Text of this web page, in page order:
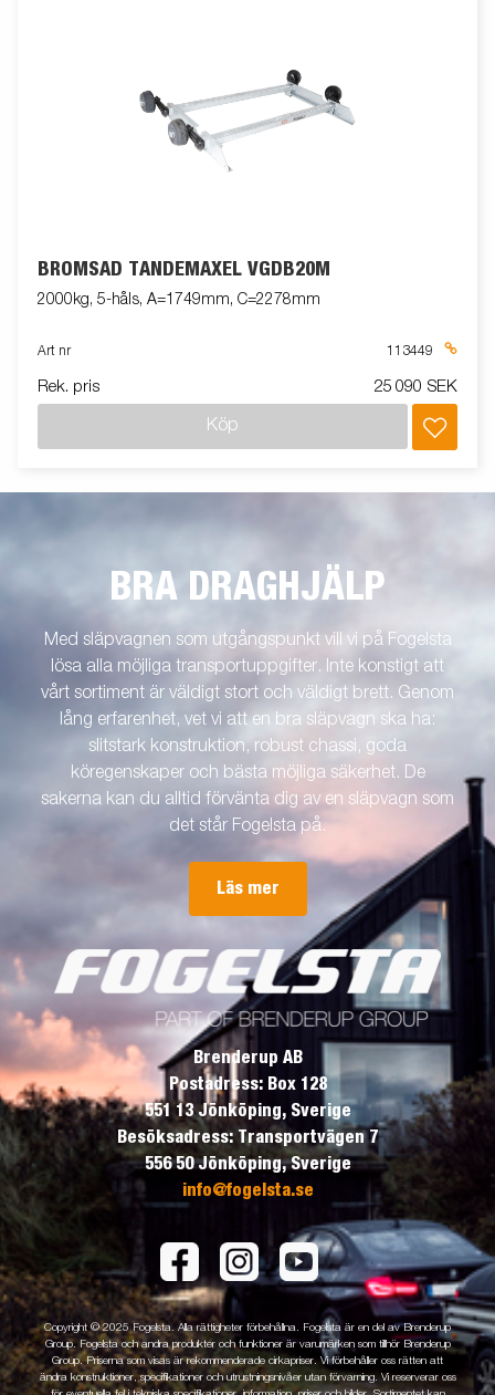
BROMSAD TANDEMAXEL VGDB20M
2000kg, 5-håls, A=1749mm, C=2278mm
Art nr 113449
Rek. pris 25 090 SEK
Köp
BRA DRAGHJÄLP
Med släpvagnen som utgångspunkt vill vi på Fogelsta
lösa alla möjliga transportuppgifter. Inte konstigt att
vårt sortiment är väldigt stort och väldigt brett. Genom
lång erfarenhet, vet vi att en bra släpvagn ska ha:
slitstark konstruktion, robust chassi, goda
köregenskaper och bästa möjliga säkerhet. De
sakerna kan du alltid förvänta dig av en släpvagn som
det står Fogelsta på.
Läs mer
Brenderup AB
Postadress: Box 128
551 13 Jönköping, Sverige
Besöksadress: Transportvägen 7
556 50 Jönköping, Sverige
info@fogelsta.se
Copyright © 2025 Fogelsta. Alla rättigheter förbehållna. Fogelsta är en del av Brenderup
Group. Fogelsta och andra produkter och funktioner är varumärken som tillhör Brenderup
Group. Priserna som visas är rekommenderade cirkapriser. Vi förbehåller oss rätten att
ändra konstruktioner, specifikationer och utrustningsnivåer utan förvarning. Vi reserverar oss